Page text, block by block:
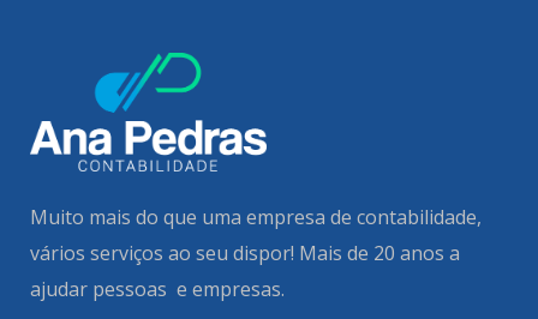
Muito mais do que uma empresa de contabilidade,
vários serviços ao seu dispor! Mais de 20 anos a
ajudar pessoas e empresas.